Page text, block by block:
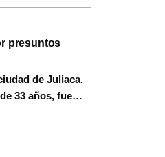
presuntos
de Juliaca.
33 años, fue…